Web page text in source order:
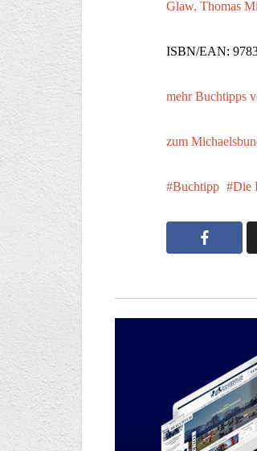
Glaw, Thomas
ISBN/EAN:
mehr Buchtipps
zum
Buchtipp Die